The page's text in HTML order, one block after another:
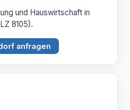
und Hauswirtschaft in
8105).
anfragen